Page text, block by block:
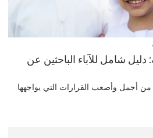
دليل شامل للآباء الباحثين عن
من أجمل وأصعب القرارات التي يواجهها